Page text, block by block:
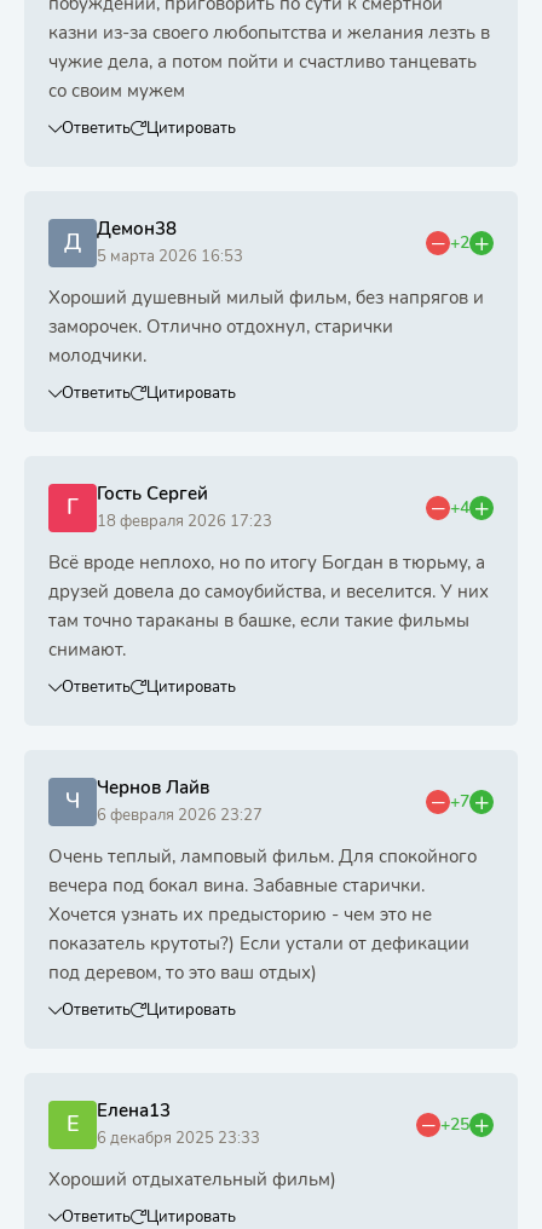
казни из-за своего любопытства и желания лезть в
чужие дела, а потом пойти и счастливо танцевать
со своим мужем
Ответить Цитировать
Д Демон38
5 марта 2026 16:53
+2
Хороший душевный милый фильм, без напрягов и
заморочек. Отлично отдохнул, старички
молодчики.
Ответить Цитировать
Г Гость Сергей
18 февраля 2026 17:23
+4
Всё вроде неплохо, но по итогу Богдан в тюрьму, а
друзей довела до самоубийства, и веселится. У них
там точно тараканы в башке, если такие фильмы
снимают.
Ответить Цитировать
Ч Чернов Лайв
6 февраля 2026 23:27
+7
Очень теплый, ламповый фильм. Для спокойного
вечера под бокал вина. Забавные старички.
Хочется узнать их предысторию - чем это не
показатель крутоты?) Если устали от дефикации
под деревом, то это ваш отдых)
Ответить Цитировать
Е Елена13
6 декабря 2025 23:33
+25
Хороший отдыхательный фильм)
Ответить Цитировать